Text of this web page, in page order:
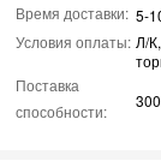
Время доставки: 5-
Условия оплаты: Л/
Поставка
способности: